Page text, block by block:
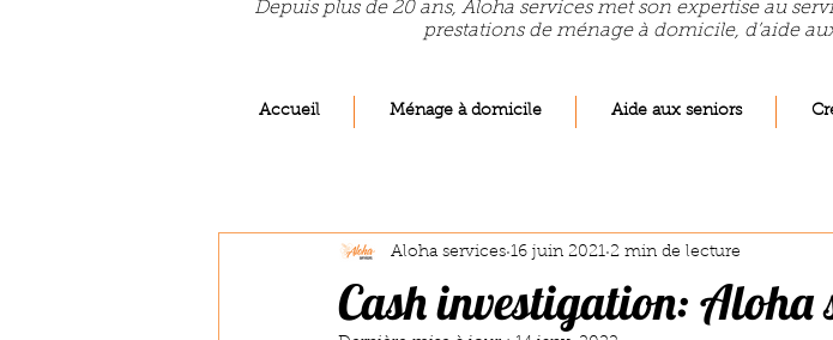
Depuis plus de 20 ans, Aloha services met son expertise au
prestations de ménage à domicile, d’aide
Accueil Ménage à domicile Aide aux seniors
Cash investigation: Aloha
Aloha services 16 juin 2021 2 min de lecture